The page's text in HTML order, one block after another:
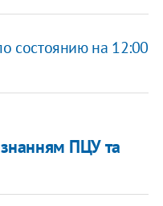
состоянию на 12:00
ПЦУ та